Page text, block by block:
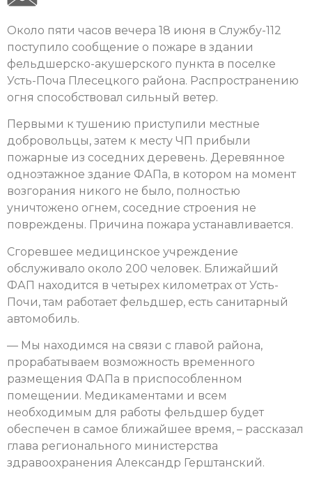
Около пяти часов вечера 18 июня в Службу-112
поступило сообщение о пожаре в здании
фельдшерско-акушерского пункта в поселке
Усть-Поча Плесецкого района. Распространению
огня способствовал сильный ветер.
Первыми к тушению приступили местные
добровольцы, затем к месту ЧП прибыли
пожарные из соседних деревень. Деревянное
одноэтажное здание ФАПа, в котором на момент
возгорания никого не было, полностью
уничтожено огнем, соседние строения не
повреждены. Причина пожара устанавливается.
Сгоревшее медицинское учреждение
обслуживало около 200 человек. Ближайший
ФАП находится в четырех километрах от Усть-
Почи, там работает фельдшер, есть санитарный
автомобиль.
— Мы находимся на связи с главой района,
прорабатываем возможность временного
размещения ФАПа в приспособленном
помещении. Медикаментами и всем
необходимым для работы фельдшер будет
обеспечен в самое ближайшее время, – рассказал
глава регионального министерства
здравоохранения Александр Герштанский.